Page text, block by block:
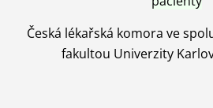
Česká lékařská komora ve
fakultou Univerzity